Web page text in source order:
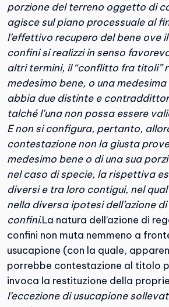
porzione del terreno oggetto di
agisce sul piano processuale al
l’effettivo recupero del bene ove
confini si realizzi in senso
altri termini, il “conflitto fra titoli”
medesimo bene, o una
abbia due distinte e
talché l’una non possa essere
E non si configura, pertanto,
contestazione non la giusta
medesimo bene o di una sua
nel caso di specie, la rispettiva
diversi e tra loro contigui, nel
nella diversa ipotesi dell’azione
confini.La natura dell’azione di
confini non muta nemmeno a
usucapione (con la quale,
porrebbe contestazione al titolo
invoca la restituzione della
l’eccezione di usucapione